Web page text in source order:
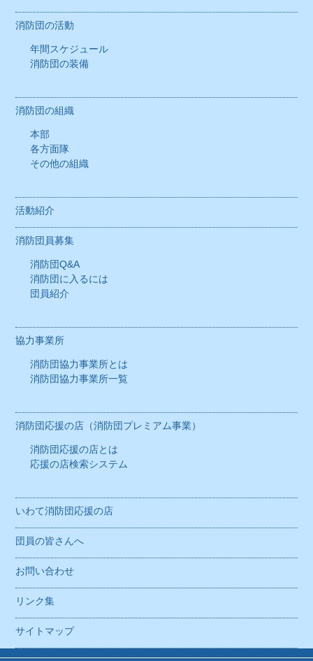
本部
各方面隊
活動紹介
消防団員募集
消防団に入るには
団員紹介
協力事業所
消防団協力事業所一覧
消防団応援の店（消防団プレミアム事業）
消防団応援の店とは
応援の店検索システム
団員の皆さんへ
お問い合わせ
消防団の活動
年間スケジュール
消防団の装備
消防団の組織
本部
各方面隊
その他の組織
活動紹介
消防団員募集
消防団Q&A
消防団に入るには
団員紹介
協力事業所
消防団協力事業所とは
消防団協力事業所一覧
消防団応援の店（消防団プレミアム事業）
消防団応援の店とは
応援の店検索システム
いわて消防団応援の店
団員の皆さんへ
お問い合わせ
リンク集
サイトマップ